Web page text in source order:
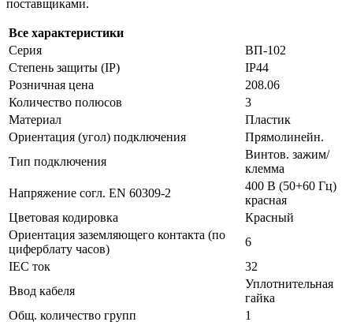
поставщиками.
Все характеристики
Серия
ВП-102
Степень защиты (IP)
IP44
Розничная цена
208.06
Количество полюсов
3
Материал
Пластик
Ориентация (угол) подключения
Прямолинейн.
Тип подключения
Винтов. зажим/
клемма
Напряжение согл. EN 60309-2
400 В (50+60 Гц)
красная
Цветовая кодировка
Красный
Ориентация заземляющего контакта (по
циферблату часов)
6
IEC ток
32
Ввод кабеля
Уплотнительная
гайка
Общ. количество групп
1